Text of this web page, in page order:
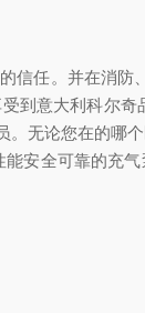
信任。并在消防
到意大利科尔
无论您在的哪
安全可靠的充